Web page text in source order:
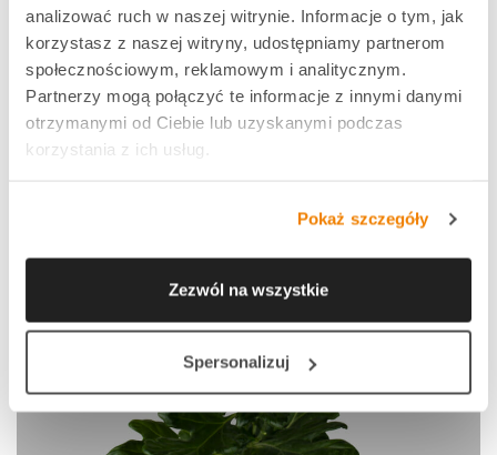
analizować ruch w naszej witrynie. Informacje o tym, jak
korzystasz z naszej witryny, udostępniamy partnerom
społecznościowym, reklamowym i analitycznym.
Partnerzy mogą połączyć te informacje z innymi danymi
otrzymanymi od Ciebie lub uzyskanymi podczas
korzystania z ich usług.
Pokaż szczegóły
Zezwól na wszystkie
Spersonalizuj
ULUBIONA